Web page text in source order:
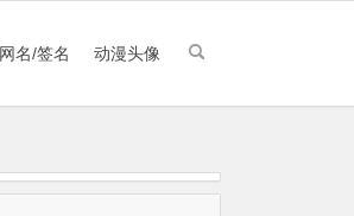
网名/签名 动漫头像